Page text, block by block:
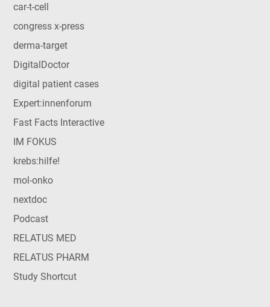
car-t-cell
congress x-press
derma-target
DigitalDoctor
digital patient cases
Expert:innenforum
Fast Facts Interactive
IM FOKUS
krebs:hilfe!
mol-onko
nextdoc
Podcast
RELATUS MED
RELATUS PHARM
Study Shortcut